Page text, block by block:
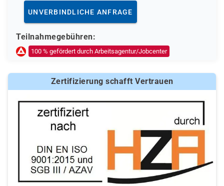
UNVERBINDLICHE ANFRAGE
Teilnahmegebühren:
100 % gefördert durch Arbeitsagentur/Jobcenter
Zertifizierung schafft Vertrauen